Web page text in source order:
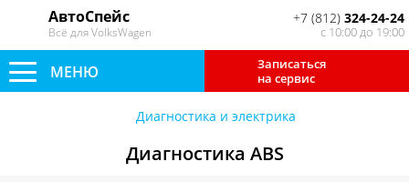
АвтоСпейс
Всё для VolksWagen
+7 (812) 324-24-24
с 10:00 до 19:00
Записаться
на сервис
МЕНЮ
Диагностика и электрика
Диагностика ABS